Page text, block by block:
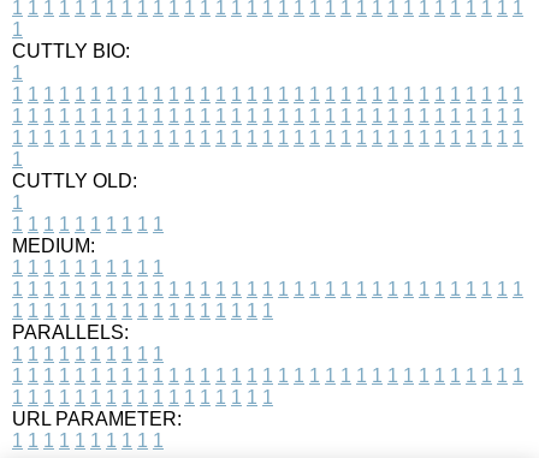
1 1 1 1 1 1 1 1 1 1 1 1 1 1 1 1 1 1 1 1 1 1 1 1 1 1 1 1 1 1 1 1 1
1
CUTTLY BIO:
1
1 1 1 1 1 1 1 1 1 1 1 1 1 1 1 1 1 1 1 1 1 1 1 1 1 1 1 1 1 1 1 1 1
1 1 1 1 1 1 1 1 1 1 1 1 1 1 1 1 1 1 1 1 1 1 1 1 1 1 1 1 1 1 1 1 1
1 1 1 1 1 1 1 1 1 1 1 1 1 1 1 1 1 1 1 1 1 1 1 1 1 1 1 1 1 1 1 1 1
1
CUTTLY OLD:
1
1 1 1 1 1 1 1 1 1 1
MEDIUM:
1 1 1 1 1 1 1 1 1 1
1 1 1 1 1 1 1 1 1 1 1 1 1 1 1 1 1 1 1 1 1 1 1 1 1 1 1 1 1 1 1 1 1
1 1 1 1 1 1 1 1 1 1 1 1 1 1 1 1 1
PARALLELS:
1 1 1 1 1 1 1 1 1 1
1 1 1 1 1 1 1 1 1 1 1 1 1 1 1 1 1 1 1 1 1 1 1 1 1 1 1 1 1 1 1 1 1
1 1 1 1 1 1 1 1 1 1 1 1 1 1 1 1 1
URL PARAMETER:
1 1 1 1 1 1 1 1 1 1